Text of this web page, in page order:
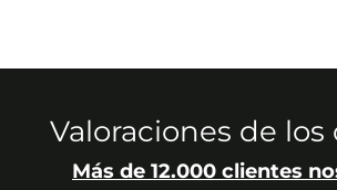
Valoraciones de
Más de 12.000 clientes